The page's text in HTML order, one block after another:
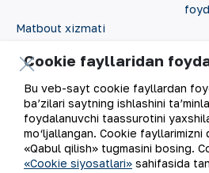
Matbout xizmati
Karyera
Raqamli hukumat
Cookie fayllaridan
Bu veb-sayt cookie fayllardan
ba’zilari saytning ishlashini
foydalanuvchi taassurotini
mo‘ljallangan. Cookie fayllarimizni
«Qabul qilish» tugmasini bosing.
«Cookie siyosatlari» sahifasida